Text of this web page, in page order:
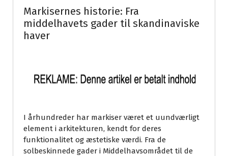
Markisernes historie: Fra
middelhavets gader til skandinaviske
haver
I århundreder har markiser været et uundværligt
element i arkitekturen, kendt for deres
funktionalitet og æstetiske værdi. Fra de
solbeskinnede gader i Middelhavsområdet til de